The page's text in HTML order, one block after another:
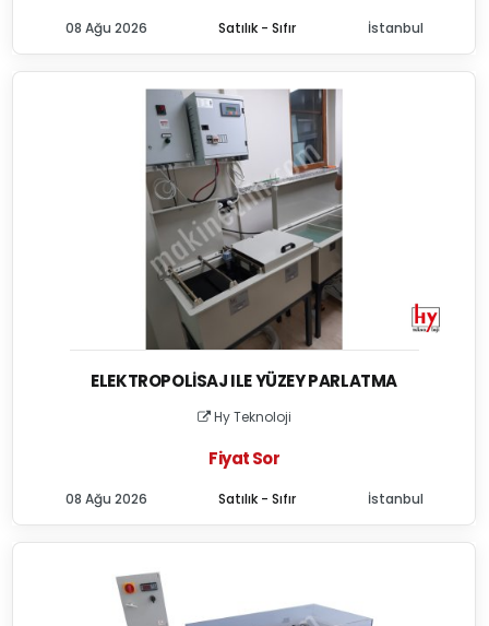
Satılık - Sıfır
08 Ağu 2026 İstanbul
ELEKTROPOLISAJ ILE YÜZEY PARLATMA
Hy Teknoloji
Fiyat Sor
Satılık - Sıfır
08 Ağu 2026 İstanbul